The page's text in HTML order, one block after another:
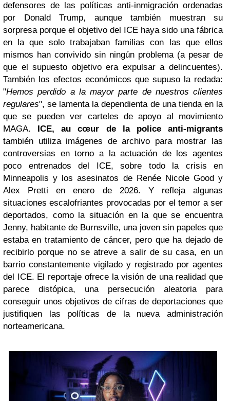
defensores de las políticas anti-inmigración ordenadas
por Donald Trump, aunque también muestran su
sorpresa porque el objetivo del ICE haya sido una fábrica
en la que solo trabajaban familias con las que ellos
mismos han convivido sin ningún problema (a pesar de
que el supuesto objetivo era expulsar a delincuentes).
También los efectos económicos que supuso la redada:
"Hemos perdido a la mayor parte de nuestros clientes
regulares", se lamenta la dependienta de una tienda en la
que se pueden ver carteles de apoyo al movimiento
MAGA.
ICE, au cœur de la police anti-migrants
también utiliza imágenes de archivo para mostrar las
controversias en torno a la actuación de los agentes
poco entrenados del ICE, sobre todo la crisis en
Minneapolis y los asesinatos de Renée Nicole Good y
Alex Pretti en enero de 2026. Y refleja algunas
situaciones escalofriantes provocadas por el temor a ser
deportados, como la situación en la que se encuentra
Jenny, habitante de Burnsville, una joven sin papeles que
estaba en tratamiento de cáncer, pero que ha dejado de
recibirlo porque no se atreve a salir de su casa, en un
barrio constantemente vigilado y registrado por agentes
del ICE. El reportaje ofrece la visión de una realidad que
parece distópica, una persecución aleatoria para
conseguir unos objetivos de cifras de deportaciones que
justifiquen las políticas de la nueva administración
norteamericana.